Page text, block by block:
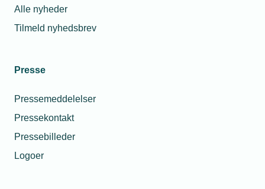
Alle nyheder
Tilmeld nyhedsbrev
Presse
Pressemeddelelser
Pressekontakt
Pressebilleder
Logoer